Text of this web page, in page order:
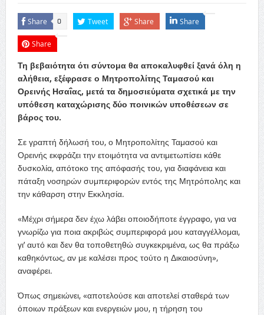
Share 0 Tweet Share Share
Share
Τη βεβαιότητα ότι σύντομα θα αποκαλυφθεί ξανά όλη η
αλήθεια, εξέφρασε ο Μητροπολίτης Ταμασού και
Ορεινής Ησαΐας, μετά τα δημοσιεύματα σχετικά με την
υπόθεση καταχώρισης δύο ποινικών υποθέσεων σε
βάρος του.
Σε γραπτή δήλωσή του, ο Μητροπολίτης Ταμασού και
Ορεινής εκφράζει την ετοιμότητα να αντιμετωπίσει κάθε
δυσκολία, απότοκο της απόφασής του, για διαφάνεια και
πάταξη νοσηρών συμπεριφορών εντός της Μητρόπολης και
την κάθαρση στην Εκκλησία.
«Μέχρι σήμερα δεν έχω λάβει οποιοδήποτε έγγραφο, για να
γνωρίζω για ποια ακριβώς συμπεριφορά μου καταγγέλλομαι,
γι’ αυτό και δεν θα τοποθετηθώ συγκεκριμένα, ως θα πράξω
καθηκόντως, αν με καλέσει προς τούτο η Δικαιοσύνη»,
αναφέρει.
Όπως σημειώνει, «αποτελούσε και αποτελεί σταθερά των
όποιων πράξεων και ενεργειών μου, η τήρηση του